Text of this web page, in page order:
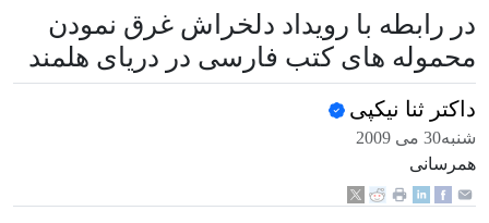
در رابطه با رویداد دلخراش غرق نمودن
محموله های کتب فارسی در دریای هلمند
داکتر ثنا نیکپی
شنبه30 می 2009
همرسانی